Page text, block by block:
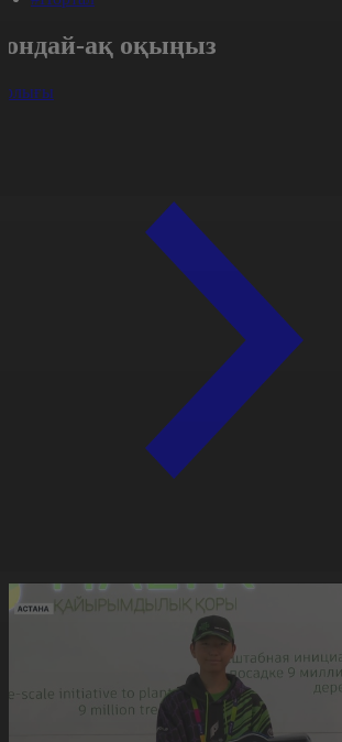
ақ оқыңыз